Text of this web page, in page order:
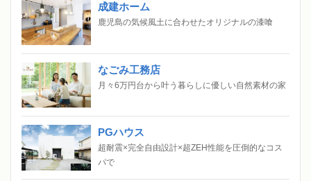
成建ホーム
鹿児島の気候風土に合わせたオリジナルの漆喰
なごみ工務店
月々6万円台から叶う暮らしに優しい自然素材の家
PGハウス
超耐震×完全自由設計×超ZEH性能を圧倒的なコス
パで